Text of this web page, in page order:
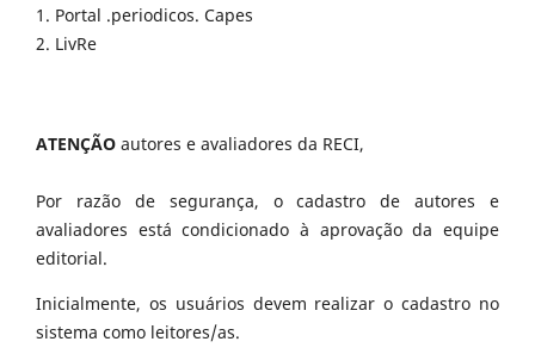
1. Portal .periodicos. Capes
2. LivRe
ATENÇÃO autores e avaliadores da RECI,
Por razão de segurança, o cadastro de autores e
avaliadores está condicionado à aprovação da equipe
editorial.
Inicialmente, os usuários devem realizar o cadastro no
sistema como leitores/as.